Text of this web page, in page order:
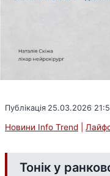
Публікація 25.03.2026
Новини Info Trend
Тонік у